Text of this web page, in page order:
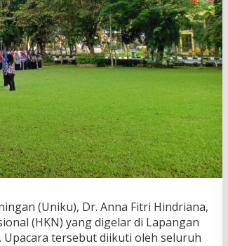
(Uniku), Dr. Anna Fitri Hindriana,
(HKN) yang digelar di Lapangan
Upacara tersebut diikuti oleh seluruh